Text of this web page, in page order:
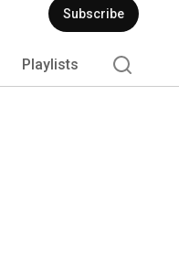
Subscribe
Playlists